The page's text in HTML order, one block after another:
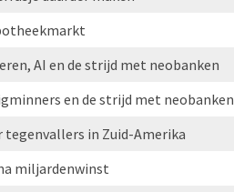
AI en de strijd met neobanken
en de strijd met neobanken
in Zuid-Amerika
miljardenwinst